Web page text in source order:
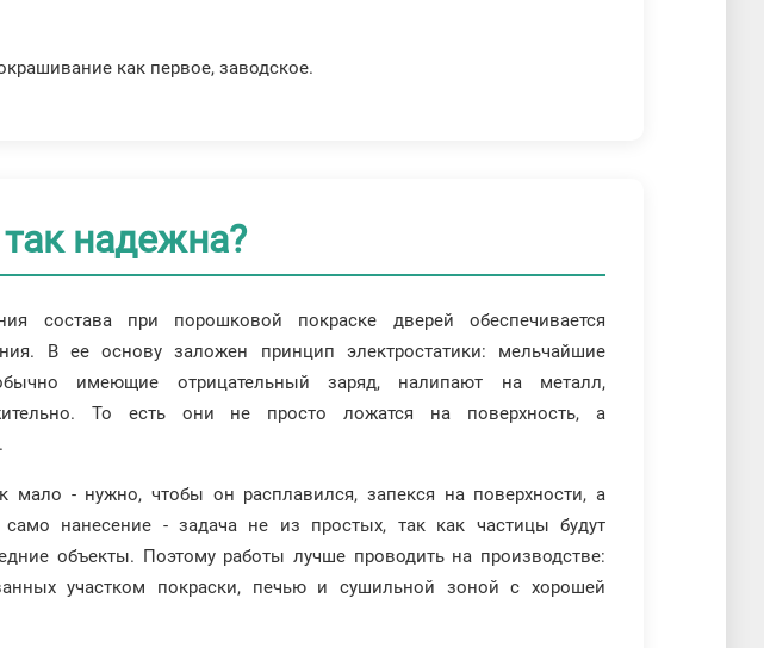
как первое, заводское.
надежна?
состава при порошковой покраске дверей обеспечивается
В ее основу заложен принцип электростатики: мельчайшие
имеющие отрицательный заряд, налипают на металл,
То есть они не просто ложатся на поверхность, а
мало - нужно, чтобы он расплавился, запекся на поверхности, а
нанесение - задача не из простых, так как частицы будут
объекты. Поэтому работы лучше проводить на производстве:
участком покраски, печью и сушильной зоной с хорошей